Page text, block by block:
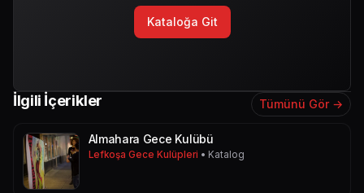
Kataloğa Git
İlgili İçerikler Tümünü Gör →
Almahara Gece Kulübü
Lefkoşa Gece Kulüpleri • Katalog